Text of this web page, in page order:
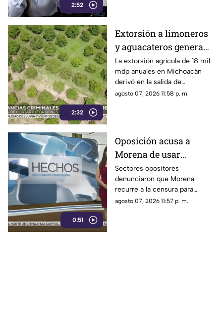
2:52
2:32
Extorsión a limoneros
y aguacateros genera
pérdidas de 18 mil mdp
en Michoacán
La extorsión agrícola de 18 mil
mdp anuales en Michoacán
derivó en la salida de
inspectores de EE. UU.,
agosto 07, 2026 11:58 p. m.
0:51
Oposición acusa a
Morena de usar
censura para ocultar
seńalamientos de
narcopolítica
Sectores opositores
denunciaron que Morena
recurre a la censura para
imponer su versión oficial y
agosto 07, 2026 11:57 p. m.